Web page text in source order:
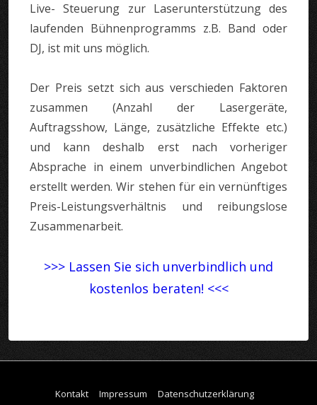
Live- Steuerung zur Laserunterstützung des
laufenden Bühnenprogramms z.B. Band oder
DJ, ist mit uns möglich.
Der Preis setzt sich aus verschieden Faktoren
zusammen (Anzahl der Lasergeräte,
Auftragsshow, Länge, zusätzliche Effekte etc.)
und kann deshalb erst nach vorheriger
Absprache in einem unverbindlichen Angebot
erstellt werden. Wir stehen für ein vernünftiges
Preis-Leistungsverhältnis und reibungslose
Zusammenarbeit.
>>> Lassen Sie sich unverbindlich und
kostenlos beraten! <<<
Footer-
Kontakt Impressum Datenschutzerklärung